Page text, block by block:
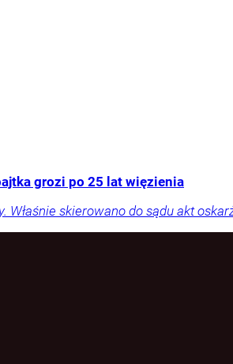
grozi po 25 lat więzienia
skierowano do sądu akt